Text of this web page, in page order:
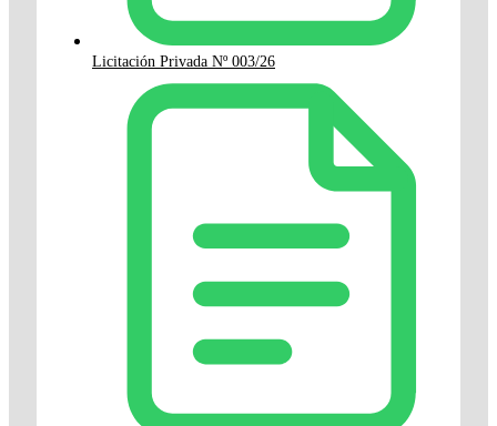
Licitación Privada Nº 003/26